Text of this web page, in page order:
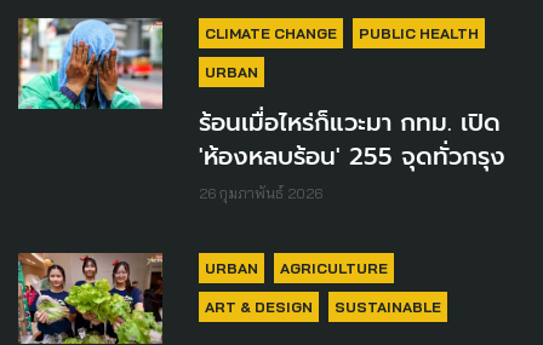
CLIMATE CHANGE PUBLIC HEALTH
URBAN
ร้อนเมื่อไหร่ก็แวะมา กทม. เปิด
'ห้องหลบร้อน' 255 จุดทั่วกรุง
26 กุมภาพันธ์ 2026
URBAN AGRICULTURE
ART & DESIGN SUSTAINABLE